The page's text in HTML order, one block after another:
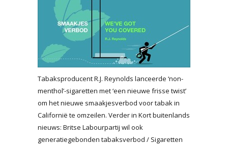
Tabaksproducent R.J. Reynolds lanceerde ‘non-
menthol’-sigaretten met ‘een nieuwe frisse twist’
om het nieuwe smaakjesverbod voor tabak in
Californië te omzeilen. Verder in Kort buitenlands
nieuws: Britse Labourpartij wil ook
generatiegebonden tabaksverbod / Sigaretten